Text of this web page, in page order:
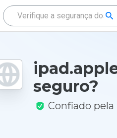
seguro?
Confiado pela